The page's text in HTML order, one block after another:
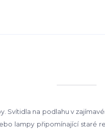
Svítidla na podlahu v
lampy připomínající staré